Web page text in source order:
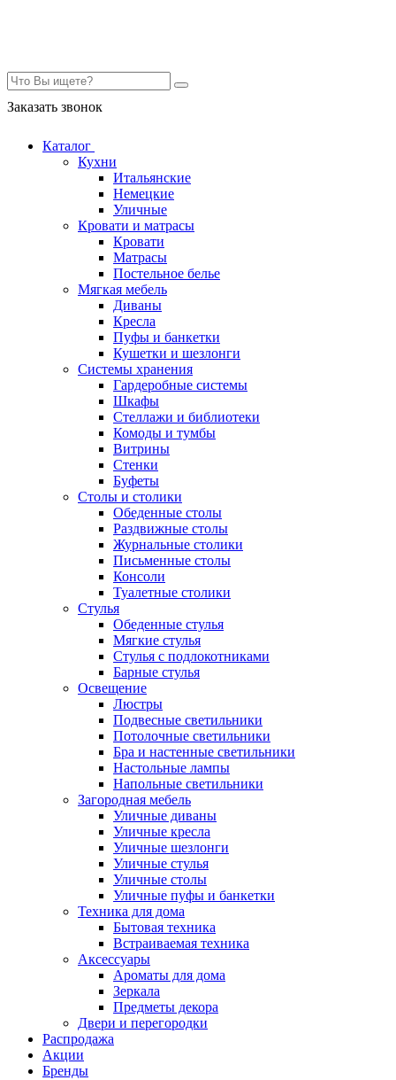
Заказать звонок
Каталог
Кухни
Итальянские
Немецкие
Уличные
Кровати и матрасы
Кровати
Матрасы
Постельное белье
Мягкая мебель
Диваны
Кресла
Пуфы и банкетки
Кушетки и шезлонги
Системы хранения
Гардеробные системы
Шкафы
Стеллажи и библиотеки
Комоды и тумбы
Витрины
Стенки
Буфеты
Столы и столики
Обеденные столы
Раздвижные столы
Журнальные столики
Письменные столы
Консоли
Туалетные столики
Стулья
Обеденные стулья
Мягкие стулья
Стулья с подлокотниками
Барные стулья
Освещение
Люстры
Подвесные светильники
Потолочные светильники
Бра и настенные светильники
Настольные лампы
Напольные светильники
Загородная мебель
Уличные диваны
Уличные кресла
Уличные шезлонги
Уличные стулья
Уличные столы
Уличные пуфы и банкетки
Техника для дома
Бытовая техника
Встраиваемая техника
Аксессуары
Ароматы для дома
Зеркала
Предметы декора
Двери и перегородки
Распродажа
Акции
Бренды